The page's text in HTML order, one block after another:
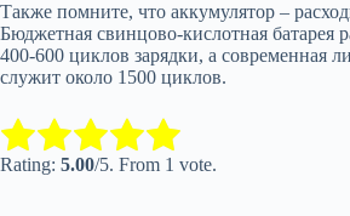
Также помните, что аккумулятор –
Бюджетная свинцово-кислотная батарея
400-600 циклов зарядки, а современная
служит около 1500 циклов.
Rate this item:
Rating: 5.00/5. From 1 vote.